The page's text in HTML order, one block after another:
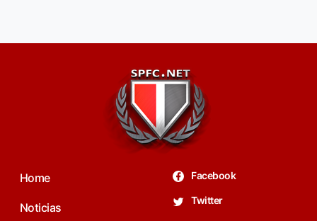
Home
Noticias
Facebook
Twitter